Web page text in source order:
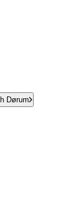
Dørum